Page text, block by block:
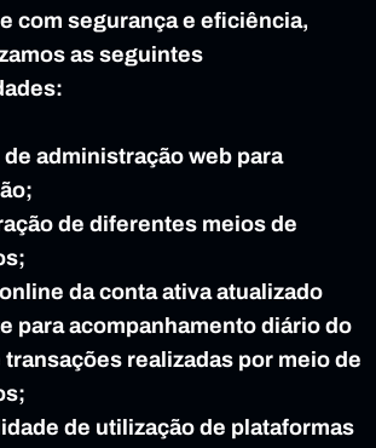
com segurança e eficiência,
as seguintes
administração web para
de diferentes meios de
da conta ativa atualizado
para acompanhamento diário do
transações realizadas por meio de
de utilização de plataformas